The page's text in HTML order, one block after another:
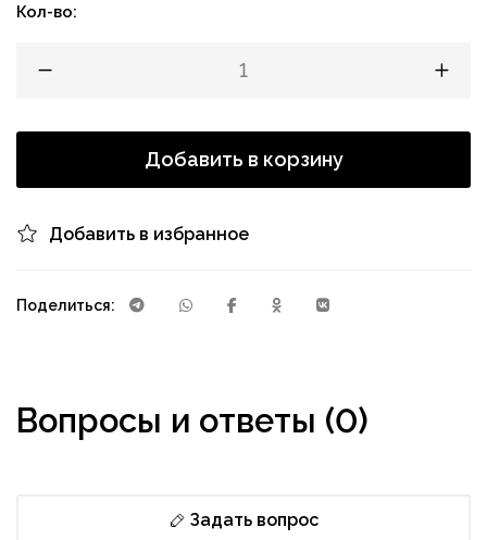
Кол-во:
Добавить в корзину
Добавить в избранное
Поделиться:
Вопросы и ответы (0)
Задать вопрос